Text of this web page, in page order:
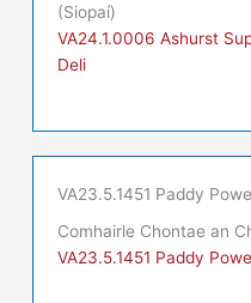
(Siopaí)
VA24.1.0006 Ashurst
Deli
VA23.5.1451 Paddy
Comhairle Chontae an
VA23.5.1451 Paddy